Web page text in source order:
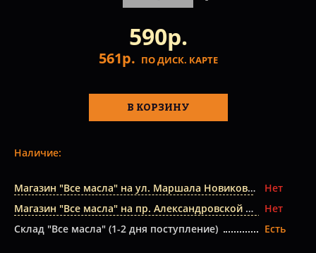
590р.
561р. ПО ДИСК. КАРТЕ
В КОРЗИНУ
Наличие:
Магазин "Все масла" на ул. Маршала Новикова
Нет
Магазин "Все масла" на пр. Александровской Фермы
Нет
Склад "Все масла" (1-2 дня поступление)
Есть